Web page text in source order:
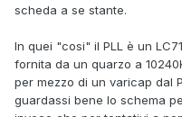
scheda a se stante.
In quei "cosi" il PLL è un
fornita da un quarzo a
per mezzo di un varicap dal
guardassi bene lo schema